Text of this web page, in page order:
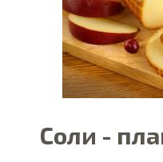
Соли -